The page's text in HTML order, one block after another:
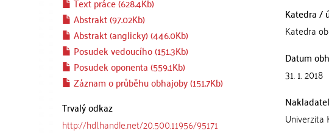
Abstrakt (97.02Kb)
Abstrakt (anglicky) (446.0Kb)
Posudek vedoucího (151.3Kb)
Posudek oponenta (559.1Kb)
Záznam o průběhu obhajoby (151.7Kb)
Trvalý odkaz
http://hdl.handle.net/20.500.11956/95171
Katedra /
Katedra
Datum
31. 1. 2018
Nakladatel
Univerzita